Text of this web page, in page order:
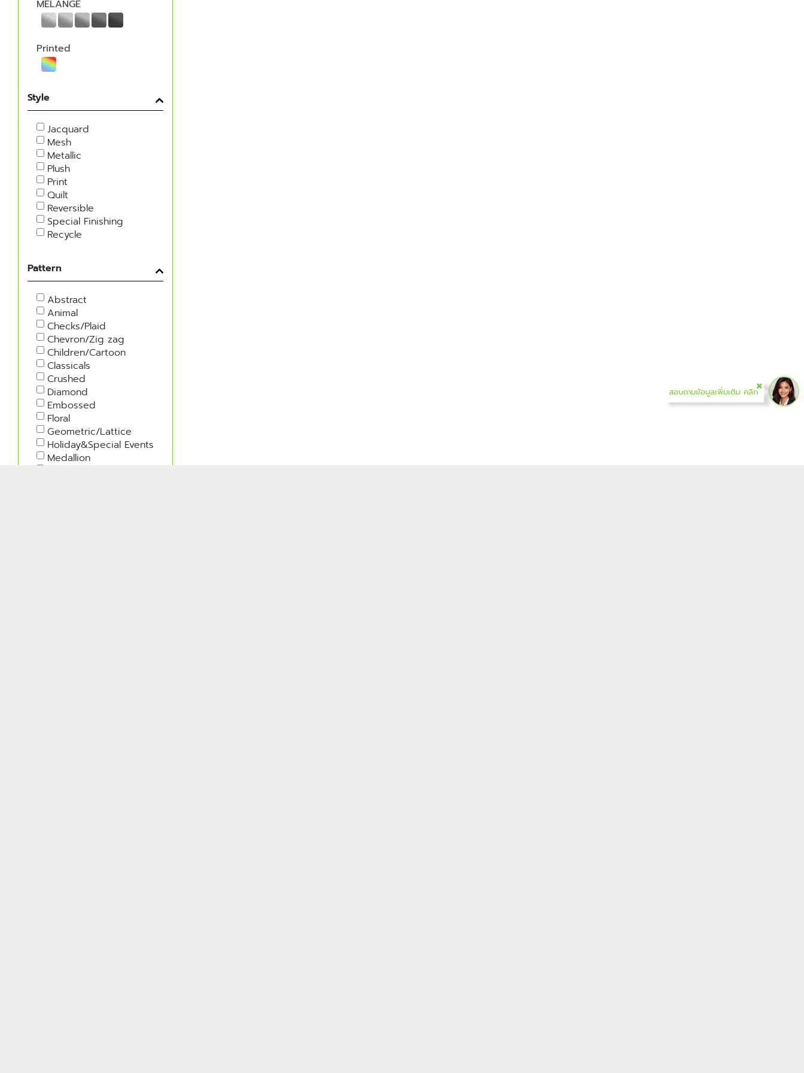
MELANGE
Printed
Style
Jacquard
Mesh
Metallic
Plush
Print
Quilt
Reversible
Special Finishing
Recycle
Pattern
Abstract
Animal
Checks/Plaid
Chevron/Zig zag
Children/Cartoon
Classicals
Crushed
Diamond
Embossed
Floral
Geometric/Lattice
Holiday&Special Events
Medallion
สอบถามข้อมูลเพิ่มเติม คลิก